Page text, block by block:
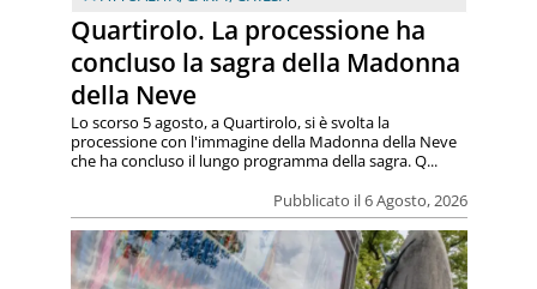
Quartirolo. La processione ha
concluso la sagra della Madonna
della Neve
Pubblicato il 6 Agosto, 2026
Lo scorso 5 agosto, a Quartirolo, si è svolta la
processione con l'immagine della Madonna della Neve
che ha concluso il lungo programma della sagra. Q...